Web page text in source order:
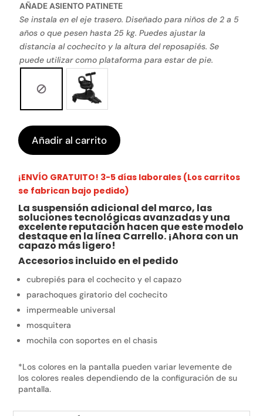
AÑADE ASIENTO PATINETE
Se instala en el eje trasero. Diseñado para niños de 2 a 5
años o que pesen hasta 25 kg. Puedes ajustar la
distancia al cochecito y la altura del reposapiés. Se
puede utilizar como plataforma para estar de pie.
Añadir al carrito
¡ENVÍO GRATUITO! 3-5 días laborales (Los carritos
se fabrican bajo pedido)
La suspensión adicional del marco, las
soluciones tecnológicas avanzadas y una
excelente reputación hacen que este modelo
destaque en la línea Carrello.¡Ahora con un
capazo más ligero!
Accesorios incluido en el pedido
cubrepiés para el cochecito y el capazo
parachoques giratorio del cochecito
impermeable universal
mosquitera
mochila con soportes en el chasis
*Los colores en la pantalla pueden variar levemente de
los colores reales dependiendo de la configuración de su
pantalla.